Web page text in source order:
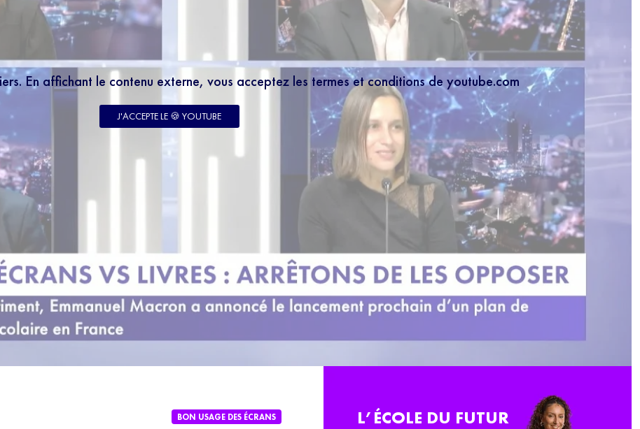
En affichant le contenu externe, vous acceptez les termes et conditions de youtube.com
J'ACCEPTE LE 🍪 YOUTUBE
BON USAGE DES ÉCRANS L’ÉCOLE DU FUTUR